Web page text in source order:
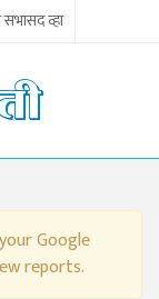
व्हा
Google
reports.